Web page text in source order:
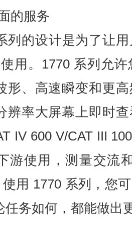
的服务
列的设计是为了让
用。1770 系列允
形、高速瞬变和更
辨率大屏幕上即时
IV 600 V/CAT III
游使用，测量交流
用 1770 系列，您
任务如何，都能做出